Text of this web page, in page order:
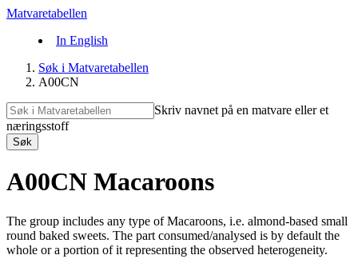
Matvaretabellen
In English
Søk i Matvaretabellen
A00CN
Skriv navnet på en matvare eller et
næringsstoff
Søk
A00CN Macaroons
The group includes any type of Macaroons, i.e. almond-based small
round baked sweets. The part consumed/analysed is by default the
whole or a portion of it representing the observed heterogeneity.